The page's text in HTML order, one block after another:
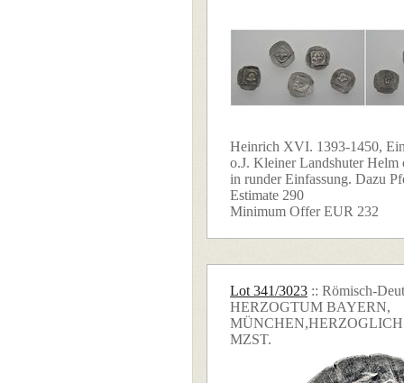
Heinrich XVI. 1393-1450,
o.J. Kleiner Landshuter Helm
in runder Einfassung. Dazu
Estimate 290
Minimum Offer EUR 232
Lot 341/3023 :: Römisch-
HERZOGTUM BAYERN,
MZST.